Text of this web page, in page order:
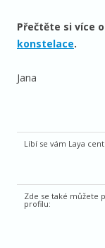
Přečtěte si více
konstelace.
Jana
Líbí se vám Laya
Zde se také můžete
profilu: